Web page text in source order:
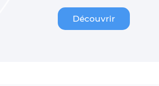
Découvrir